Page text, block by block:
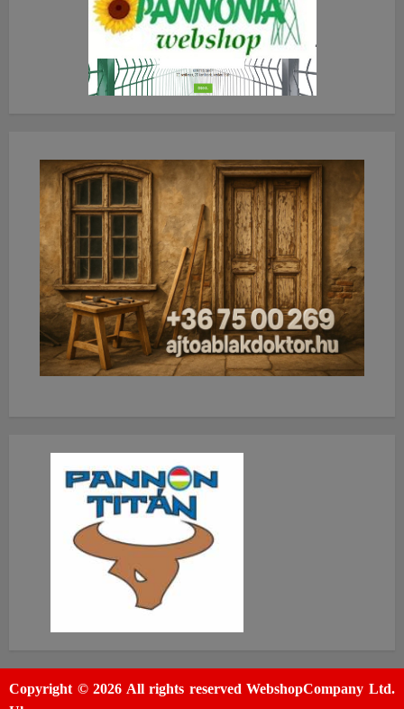
Copyright © 2026 All rights reserved WebshopCompany Ltd.